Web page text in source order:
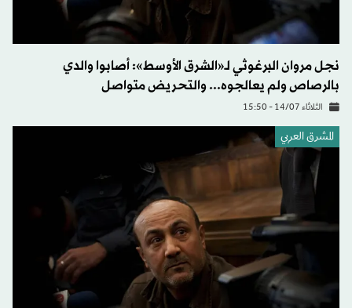
نجل مروان البرغوثي لـ«الشرق الأوسط»: أصابوا والدي
بالرصاص ولم يعالجوه... والتحريض متواصل
الثلاثاء 14/07 - 15:50
المشرق العربي